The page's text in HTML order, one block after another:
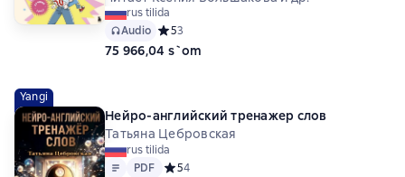
rus tilida
Audio Средний рейтинг 5 на основе 3 оценок
53
75 966,04 s`om
Yangi
Нейро-английский тренажер слов
Татьяна Цебровская
rus tilida
Matn
PDF
PDF Средний рейтинг 5 на основе 4 оценок
54